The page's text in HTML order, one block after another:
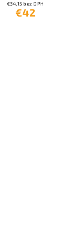
€34,15 bez DPH
€42